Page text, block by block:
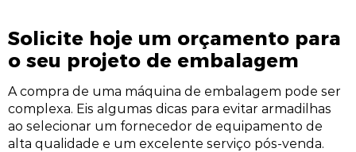
Solicite hoje um orçamento para
o seu projeto de embalagem
A compra de uma máquina de embalagem pode ser
complexa. Eis algumas dicas para evitar armadilhas
ao selecionar um fornecedor de equipamento de
alta qualidade e um excelente serviço pós-venda.